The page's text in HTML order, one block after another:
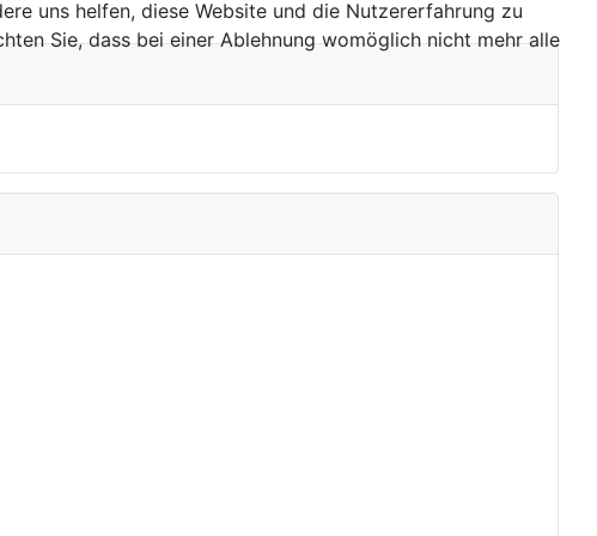
uns helfen, diese Website und die Nutzererfahrung zu
Sie, dass bei einer Ablehnung womöglich nicht mehr alle